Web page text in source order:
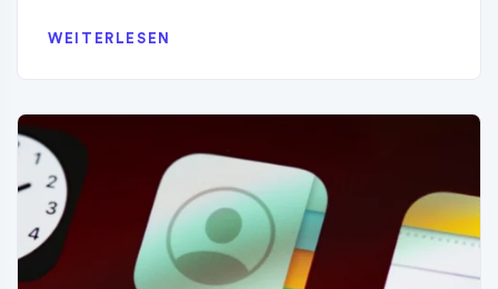
WEITERLESEN